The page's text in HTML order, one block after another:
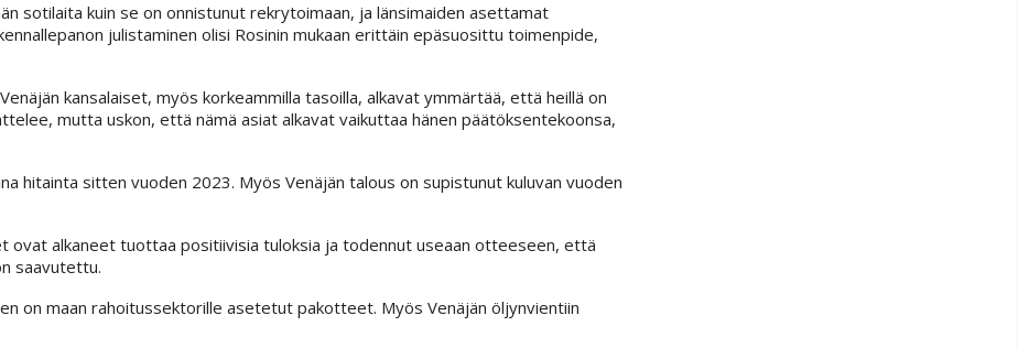
sotilaita kuin se on onnistunut rekrytoimaan, ja länsimaiden asettamat
julistaminen olisi Rosinin mukaan erittäin epäsuosittu toimenpide,
kansalaiset, myös korkeammilla tasoilla, alkavat ymmärtää, että heillä on
mutta uskon, että nämä asiat alkavat vaikuttaa hänen päätöksentekoonsa,
hitainta sitten vuoden 2023. Myös Venäjän talous on supistunut kuluvan vuoden
ovat alkaneet tuottaa positiivisia tuloksia ja todennut useaan otteeseen, että
saavutettu.
on maan rahoitussektorille asetetut pakotteet. Myös Venäjän öljynvientiin